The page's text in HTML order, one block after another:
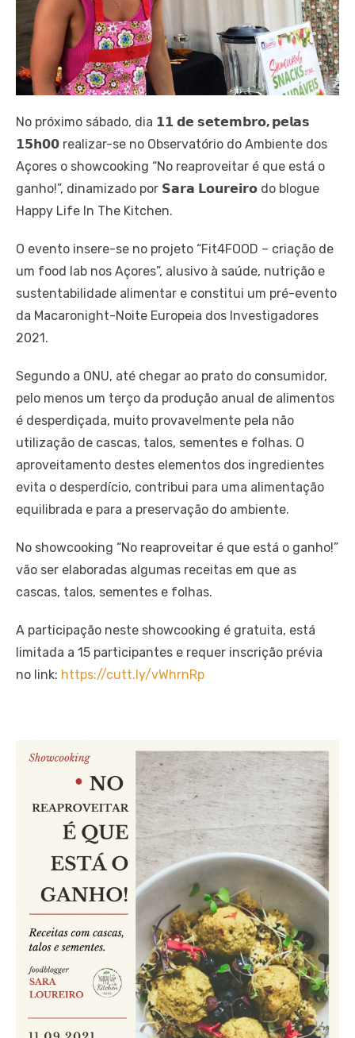
No próximo sábado, dia 𝟭𝟭 𝗱𝗲 𝘀𝗲𝘁𝗲𝗺𝗯𝗿𝗼, 𝗽𝗲𝗹𝗮𝘀
𝟭𝟱𝗵𝟬𝟬 realizar-se no Observatório do Ambiente dos
Açores o showcooking “No reaproveitar é que está o
ganho!”, dinamizado por 𝗦𝗮𝗿𝗮 𝗟𝗼𝘂𝗿𝗲𝗶𝗿𝗼 do blogue
Happy Life In The Kitchen.
O evento insere-se no projeto “Fit4FOOD – criação de
um food lab nos Açores”, alusivo à saúde, nutrição e
sustentabilidade alimentar e constitui um pré-evento
da Macaronight-Noite Europeia dos Investigadores
2021.
Segundo a ONU, até chegar ao prato do consumidor,
pelo menos um terço da produção anual de alimentos
é desperdiçada, muito provavelmente pela não
utilização de cascas, talos, sementes e folhas. O
aproveitamento destes elementos dos ingredientes
evita o desperdício, contribui para uma alimentação
equilibrada e para a preservação do ambiente.
No showcooking “No reaproveitar é que está o ganho!”
vão ser elaboradas algumas receitas em que as
cascas, talos, sementes e folhas.
A participação neste showcooking é gratuita, está
limitada a 15 participantes e requer inscrição prévia
no link: https://cutt.ly/vWhrnRp